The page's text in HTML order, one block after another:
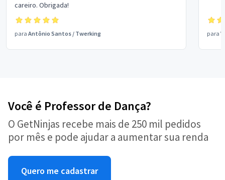
careiro. Obrigada!
para Antônio Santos / Twerking para
Você é Professor de Dança?
O GetNinjas recebe mais de 250 mil pedidos
por mês e pode ajudar a aumentar sua renda
Quero me cadastrar